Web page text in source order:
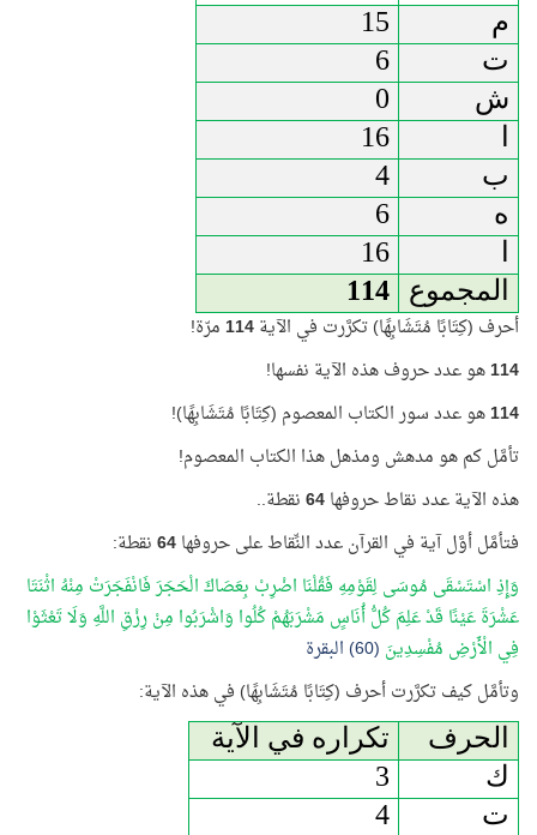
م
15
ت
6
ش
0
16
ب
4
ه
6
16
المجموع
114
أحرف (كِتَابًا مُتَشَابِهًا) تكرَّرت في الآية114مرّة!
114هو عدد حروف هذه الآية نفسها!
114هو عدد سور الكتاب المعصوم (كِتَابًا مُتَشَابِهًا)!
تأمَّل كم هو مدهش ومذهل هذا الكتاب المعصوم!
هذه الآية عدد نقاط حروفها64نقطة..
فتأمَّل أوَّل آية في القرآن عدد النِّقاط على حروفها64نقطة:
وَإِذِ اسْتَسْقَى مُوسَى لِقَوْمِهِ فَقُلْنَا اضْرِبْ بِعَصَاكَ الْحَجَرَ فَانْفَجَرَتْ مِنْهُ اثْنَتَا
عَشْرَةَ عَيْنًا قَدْ عَلِمَ كُلُّ أُنَاسٍ مَشْرَبَهُمْ كُلُوا وَاشْرَبُوا مِنْ رِزْقِ اللَّهِ وَلَا تَعْثَوْا
فِي الْأَرْضِ مُفْسِدِينَ (60) البقرة
وتأمَّل كيف تكرَّرت أحرف (كِتَابًا مُتَشَابِهًا) في هذه الآية:
الحرف
تكراره في الآية
ك
3
ت
4